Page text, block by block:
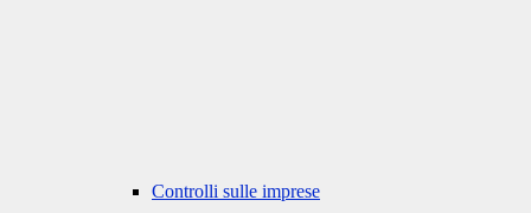
Controlli sulle imprese